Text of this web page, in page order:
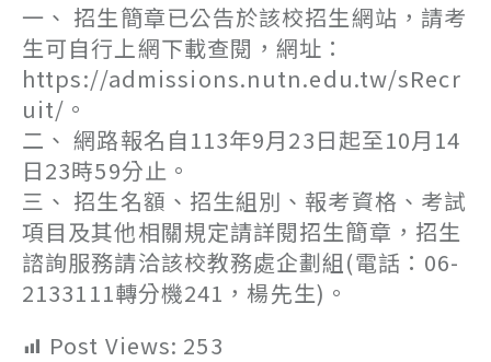
一、 招生簡章已公告於該校招生網站，請考
生可自行上網下載查閱，網址：
https://admissions.nutn.edu.tw/sRecr
uit/。
二、 網路報名自113年9月23日起至10月14
日23時59分止。
三、 招生名額、招生組別、報考資格、考試
項目及其他相關規定請詳閱招生簡章，招生
諮詢服務請洽該校教務處企劃組(電話：06-
2133111轉分機241，楊先生)。
Post Views: 253